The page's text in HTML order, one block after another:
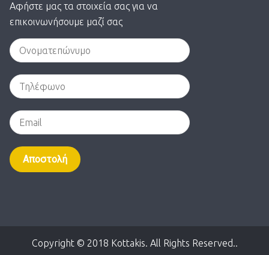
Αφήστε μας τα στοιχεία σας για να
επικοινωνήσουμε μαζί σας
Copyright © 2018 Kottakis. All Rights Reserved..